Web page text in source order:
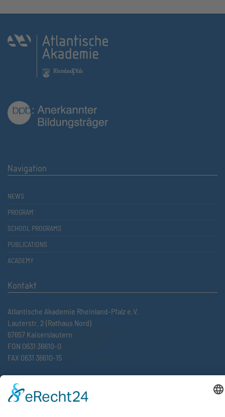
Navigation
NEWS
PROGRAM
SCHOOL PROGRAMS
PUBLICATIONS
ACADEMY
Kontakt
Atlantische Akademie Rheinland-Pfalz e.V.
Lauterstr. 2 (Rathaus Nord)
67657 Kaiserslautern
FON 0631 36610-0
FAX 0631 36610-15